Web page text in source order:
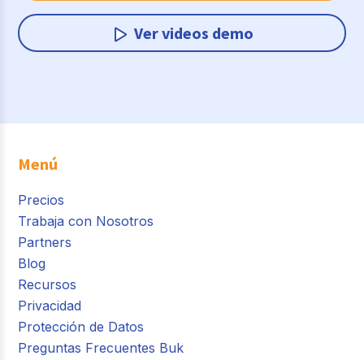
Ver videos demo
Menú
Precios
Trabaja con Nosotros
Partners
Blog
Recursos
Privacidad
Protección de Datos
Preguntas Frecuentes Buk